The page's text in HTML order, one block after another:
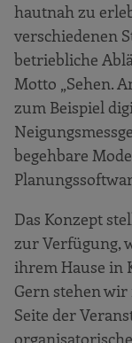
RAAB
Das sagen
ABZ
Digitales
Digitales
Anhang
hautnah zu
verschiedenen
betriebliche
Motto „Sehen.
zum Beispiel
begehbare
Das Konzept
zur Verfügung,
ihrem Hause in
Gern stehen
Seite der